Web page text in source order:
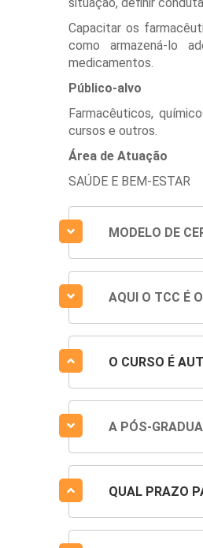
Capacitar os
como armazená-lo
medicamentos.
Público-alvo
Farmacêuticos,
cursos e outros.
Área de Atuação
SAÚDE E BEM-ESTAR
MODELO DE
AQUI O TCC É
O CURSO É
A PÓS-
QUAL PRAZO